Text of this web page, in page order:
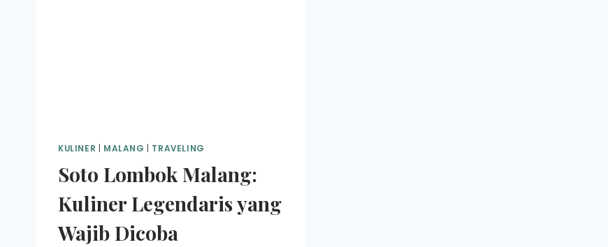
KULINER MALANG TRAVELING
Soto Lombok Malang:
Kuliner Legendaris yang
Wajib Dicoba